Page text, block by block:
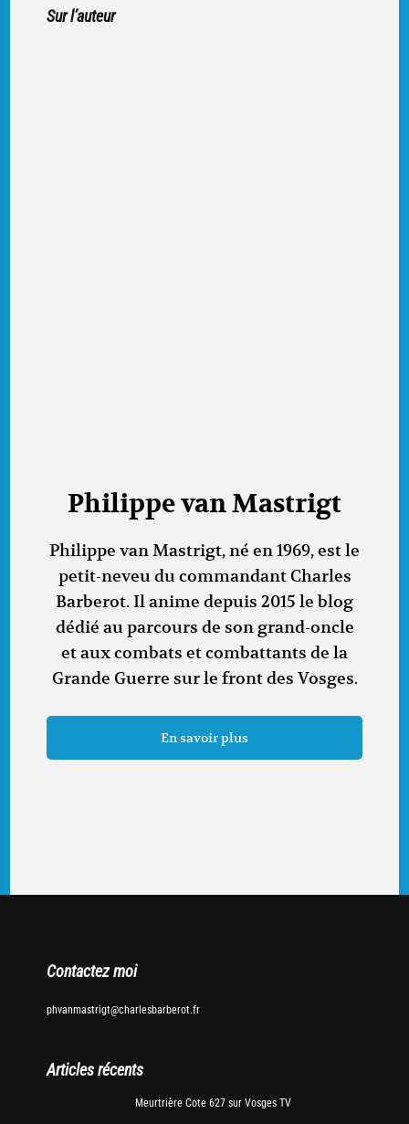
Sur l’auteur
Philippe van Mastrigt
Philippe van Mastrigt, né en 1969, est le
petit-neveu du commandant Charles
Barberot. Il anime depuis 2015 le blog
dédié au parcours de son grand-oncle
et aux combats et combattants de la
Grande Guerre sur le front des Vosges.
En savoir plus
Contactez moi
phvanmastrigt@charlesbarberot.fr
Articles récents
Meurtrière Cote 627 sur Vosges TV